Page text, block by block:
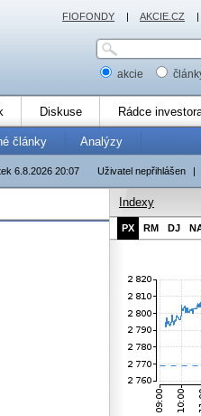
akcie
Diskuse Rádce
články Analýzy
Uživatel nepřihlášen |
6.8.2026 20:07
Indexy
PX RM DJ
FIOFONDY | AKCIE.CZ |